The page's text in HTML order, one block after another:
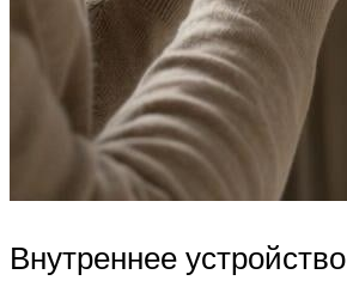
Внутреннее устройство